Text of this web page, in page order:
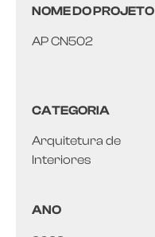
NOME DO PROJETO
AP CN502
CATEGORIA
Arquitetura de
Interiores
ANO